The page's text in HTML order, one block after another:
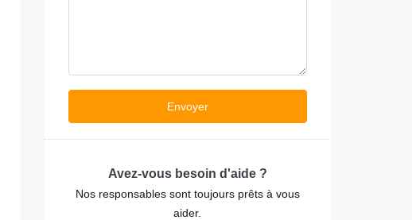
Avez-vous besoin d'aide ?
Nos responsables sont toujours prêts à vous
aider.